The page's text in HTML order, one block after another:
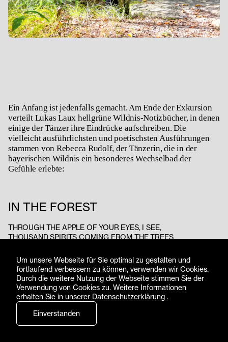
Ein Anfang ist jedenfalls gemacht. Am Ende der Exkursion
verteilt Lukas Laux hellgrüne Wildnis-Notizbücher, in denen
einige der Tänzer ihre Eindrücke aufschreiben. Die
vielleicht ausführlichsten und poetischsten Ausführungen
stammen von Rebecca Rudolf, der Tänzerin, die in der
bayerischen Wildnis ein besonderes Wechselbad der
Gefühle erlebte:
IN THE FOREST
THROUGH THE APPLE OF YOUR EYES, I SEE,
THOUSAND SPIRITS COMING FROM THE TREES,
TO THE NATURAL INSTINCTS OF OUR LOVE,
LOVE THAT GROWS FROM FERN TO ALPINES,
LOVE THAT KEEPS THE WORLD GOING ON.
STEPS THROUGH THE WILDNESS OF THE FOREST,
LET THE LEAF LITTER SPREAD ITS SECRETS,
ALIKE MUSHROOMS, OVER THOUSANDS ARE EXISTENT,
PEACEFUL SOUNDS OF RIVERS FLOWING,
Um unsere Webseite für Sie optimal zu gestalten und
fortlaufend verbessern zu können, verwenden wir Cookies.
Durch die weitere Nutzung der Webseite stimmen Sie der
Verwendung von Cookies zu. Weitere Informationen
erhalten Sie in unserer Datenschutzerklärung .
Einverstanden